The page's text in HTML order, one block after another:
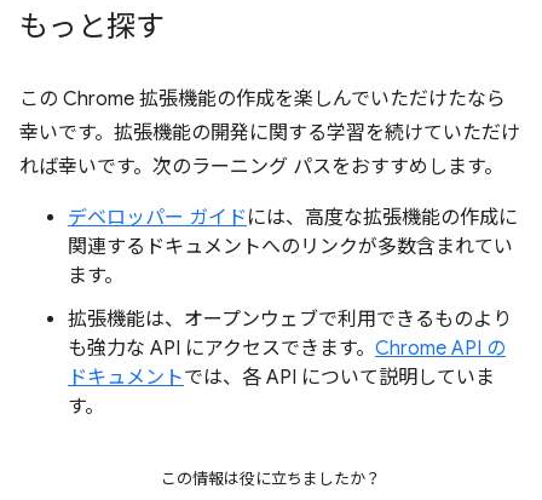
もっと探す
この Chrome 拡張機能の作成を楽しんでいただけたなら
幸いです。拡張機能の開発に関する学習を続けていただけ
れば幸いです。次のラーニング パスをおすすめします。
デベロッパー ガイド には、高度な拡張機能の作成に
関連するドキュメントへのリンクが多数含まれてい
ます。
拡張機能は、オープンウェブで利用できるものより
も強力な API にアクセスできます。 Chrome API の
ドキュメントでは、各 API について説明していま
す。
この情報は役に立ちましたか？